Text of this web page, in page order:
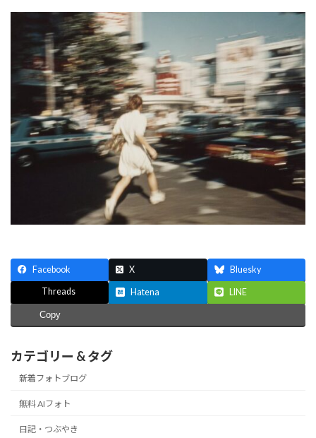
新
日
時
:
Facebook X Bluesky
Threads Hatena LINE
Copy
カテゴリー & タグ
新着フォトブログ
無料 AIフォト
日記・つぶやき